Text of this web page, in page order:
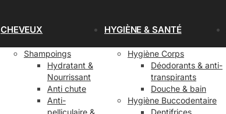
CHEVEUX
Shampoings
Hydratant &
Nourrissant
Anti chute
Anti-
pelliculaire &
HYGIÈNE & SANTÉ
Hygiène Corps
Déodorants & anti-
transpirants
Douche & bain
Hygiène Buccodentaire
Dentifrices